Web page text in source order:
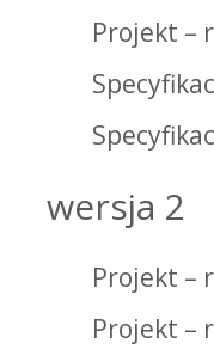
Projekt –
wersja 2
Projekt –
Projekt –